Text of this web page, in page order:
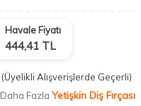
Havale Fiyatı
444,41 TL
(Üyelikli Alışverişlerde Geçerli)
Daha Fazla Yetişkin Diş Fırçası